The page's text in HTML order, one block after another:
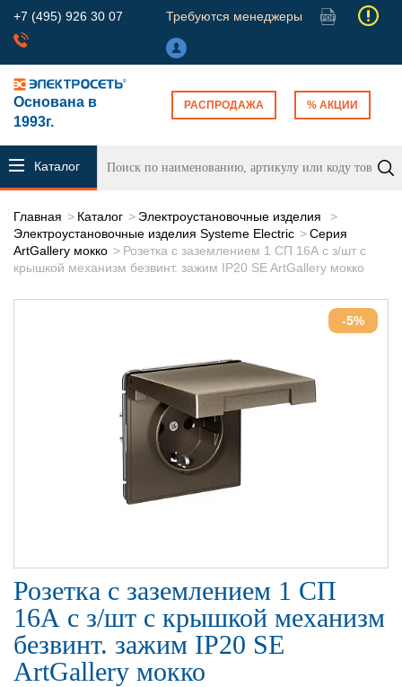
+7 (495) 926 30 07 Требуются менеджеры
Основана в
1993г.
РАСПРОДАЖА % АКЦИИ
Каталог
Главная Каталог
Электроустановочные изделия
Электроустановочные изделия Systeme Electric
Серия
ArtGallery мокко
Розетка с заземлением 1 СП 16А с з/шт с
крышкой механизм безвинт. зажим IP20 SE ArtGallery мокко
-5%
Розетка с заземлением 1 СП
16А с з/шт с крышкой механизм
безвинт. зажим IP20 SE
ArtGallery мокко